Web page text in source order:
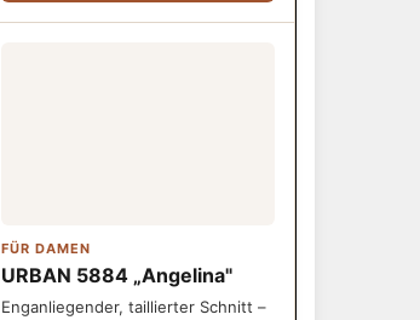
FÜR DAMEN
URBAN 5884 „Angelina"
Enganliegender, taillierter Schnitt –